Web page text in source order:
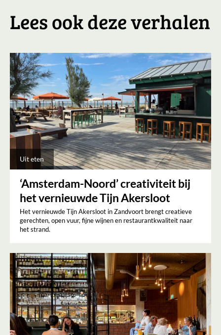
Lees ook deze verhalen
Uit eten
‘Amsterdam-Noord’ creativiteit bij
het vernieuwde Tijn Akersloot
Het vernieuwde Tijn Akersloot in Zandvoort brengt creatieve
gerechten, open vuur, fijne wijnen en restaurantkwaliteit naar
het strand.